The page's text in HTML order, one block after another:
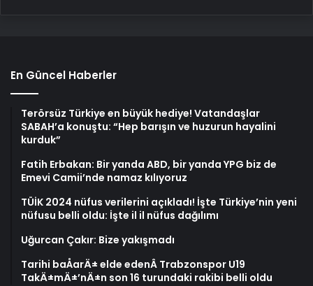
En Güncel Haberler
Terörsüz Türkiye en büyük hediye! Vatandaşlar
SABAH’a konuştu: “Hep barışın ve huzurun hayalini
kurduk”
Fatih Erbakan: Bir yanda ABD, bir yanda YPG biz de
Emevi Camii’nde namaz kılıyoruz
TÜİK 2024 nüfus verilerini açıkladı! İşte Türkiye’nin yeni
nüfusu belli oldu: İşte il il nüfus dağılımı
Uğurcan Çakır: Bize yakışmadı
Tarihi baÅarÄ± elde edenÂ Trabzonspor U19
TakÄ±mÄ±’nÄ±n son 16 turundaki rakibi belli oldu